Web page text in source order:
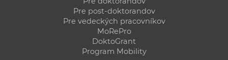
Pre post-doktorandov
Pre vedeckých pracovníkov
MoRePro
DoktoGrant
Program Mobility